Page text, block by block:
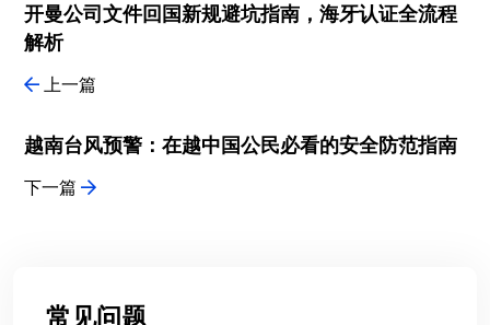
开曼公司文件回国新规避坑指南，海牙认证全流程
解析
上一篇
越南台风预警：在越中国公民必看的安全防范指南
下一篇
常见问题